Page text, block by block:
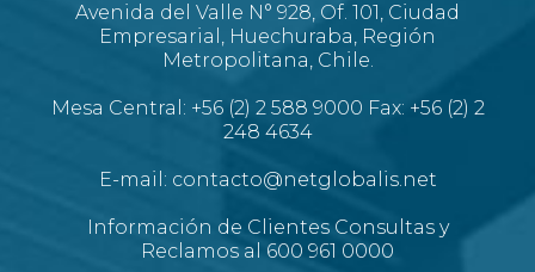
Avenida del Valle N° 928, Of. 101, Ciudad
Empresarial, Huechuraba, Región
Metropolitana, Chile.
Mesa Central: +56 (2) 2 588 9000 Fax: +56 (2) 2
248 4634
E-mail: contacto@netglobalis.net
Información de Clientes Consultas y
Reclamos al 600 961 0000